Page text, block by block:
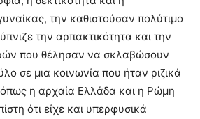
την καθιστούσαν πολύτιμο
την αρπακτικότητα και την
που θέλησαν να σκλαβώσουν
σε μια κοινωνία που ήταν ριζικά
η αρχαία Ελλάδα και η Ρώμη
ότι είχε και υπερφυσικά